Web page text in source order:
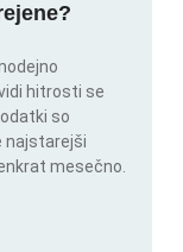
hitrosti se
so
najstarejši
mesečno.